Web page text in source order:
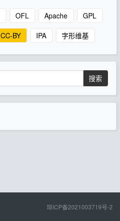
OFL Apache GPL
CC-BY IPA 字形维基
搜索
琼ICP备2021003719号-2